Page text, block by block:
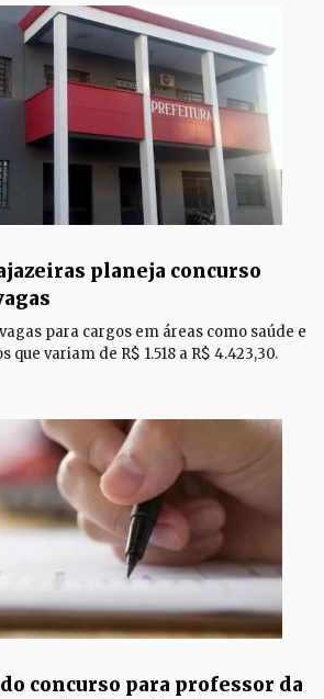
planeja concurso
para cargos em áreas como saúde e
que variam de R$ 1.518 a R$ 4.423,30.
concurso para professor da